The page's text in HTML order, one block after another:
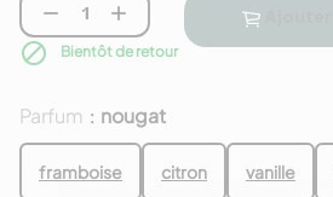
Parfum : nougat
framboise citron vanille
 
 Bientôt de retour